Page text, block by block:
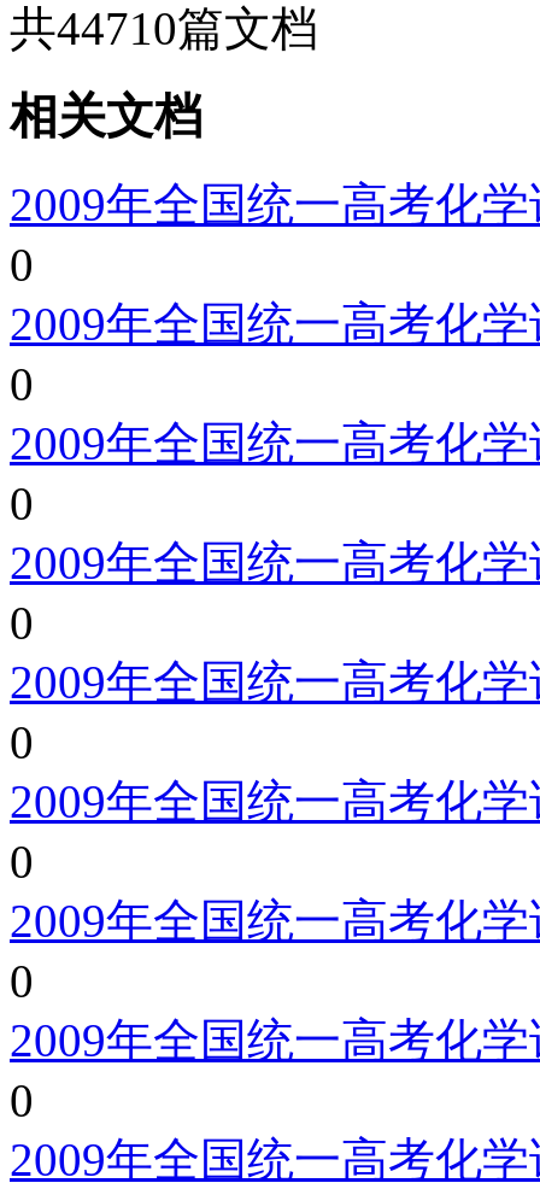
共44710篇文档
相关文档
2009年全国统一高考化
0
2009年全国统一高考化
0
2009年全国统一高考化
0
2009年全国统一高考化
0
2009年全国统一高考化
0
2009年全国统一高考化
0
2009年全国统一高考化
0
2009年全国统一高考化
0
2009年全国统一高考化